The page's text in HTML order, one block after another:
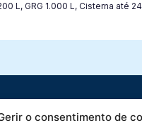
o consentimento de
L, GRG 1.000 L, Cisterna até